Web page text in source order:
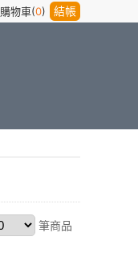
購物車(0) 結帳
筆商品